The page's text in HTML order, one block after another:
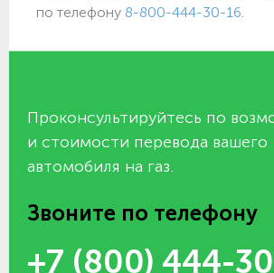
по телефону 8-800-444-30-16.
Проконсультируйтесь по
и стоимости перевода вашего
автомобиля на газ.
Звоните по телефону
+7 (800) 444-